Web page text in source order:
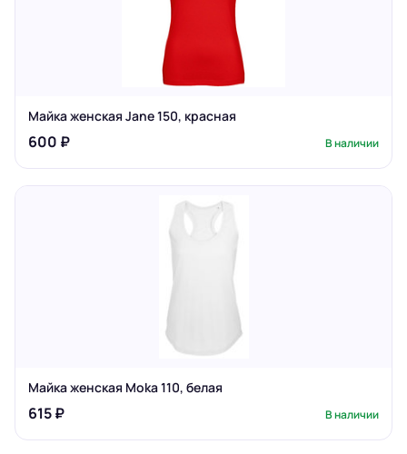
Майка женская Jane 150, красная
600 ₽ В наличии
Майка женская Moka 110, белая
615 ₽ В наличии